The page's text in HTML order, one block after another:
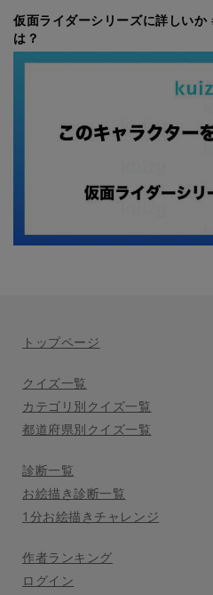
仮面ライダーシリーズに詳しい
は？
トップページ
クイズ一覧
カテゴリ別クイズ一覧
都道府県別クイズ一覧
診断一覧
お絵描き診断一覧
1分お絵描きチャレンジ
作者ランキング
ログイン